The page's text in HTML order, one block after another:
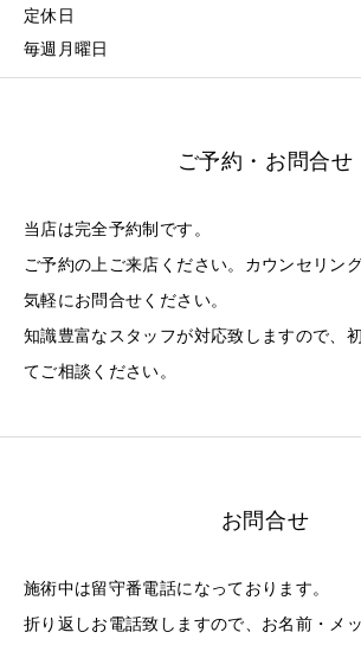
定休日
毎週月曜日
ご予約・お問合せ
当店は完全予約制です。
ご予約の上ご来店ください。カウンセリン
気軽にお問合せください。
知識豊富なスタッフが対応致しますので、
てご相談ください。
お問合せ
施術中は留守番電話になっております。
折り返しお電話致しますので、お名前・メ